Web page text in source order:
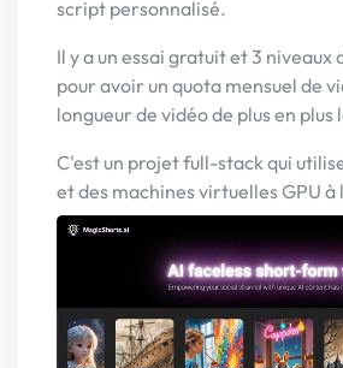
script personnalisé.
Il y a un essai gratuit et 3
pour avoir un quota mensuel de
longueur de vidéo de plus en plus
C'est un projet full-stack qui
et des machines virtuelles GPU à